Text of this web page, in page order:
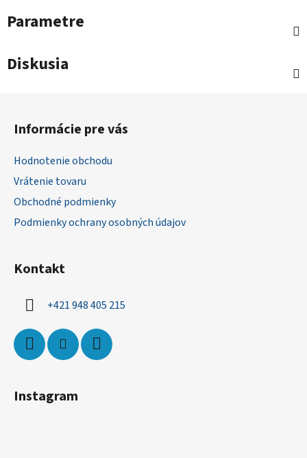
Parametre
Diskusia
Informácie pre vás
Hodnotenie obchodu
Vrátenie tovaru
Obchodné podmienky
Podmienky ochrany osobných údajov
Kontakt
+421 948 405 215
Instagram